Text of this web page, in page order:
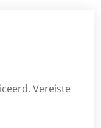
Vereiste